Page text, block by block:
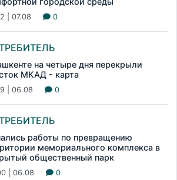
| 07.08 0
на четыре дня перекрыли
МКАД - карта
| 06.08 0
работы по превращению
мемориального комплекса в
общественный парк
| 06.08 0